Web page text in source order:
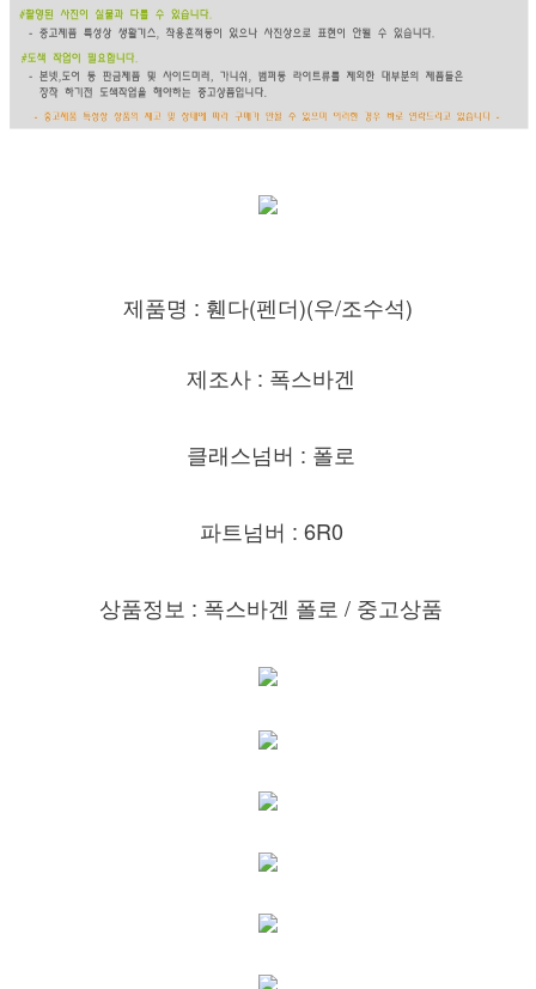
제품명 : 휀다(펜더)(우/조수석)
제조사 : 폭스바겐
클래스넘버 : 폴로
파트넘버 : 6R0
상품정보 : 폭스바겐 폴로 / 중고상품